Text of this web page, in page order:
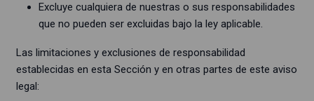
Excluye cualquiera de nuestras o sus responsabilidades
que no pueden ser excluidas bajo la ley aplicable.
Las limitaciones y exclusiones de responsabilidad
establecidas en esta Sección y en otras partes de este aviso
legal: